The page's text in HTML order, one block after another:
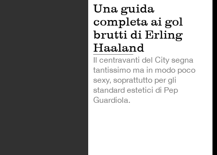
Una guida
completa ai gol
brutti di Erling
Haaland
Il centravanti del City segna
tantissimo ma in modo poco
sexy, soprattutto per gli
standard estetici di Pep
Guardiola.